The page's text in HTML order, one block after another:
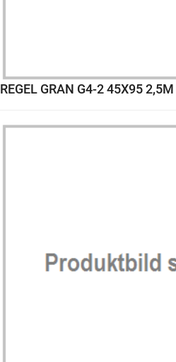
REGEL GRAN G4-2 45X95 2,5M